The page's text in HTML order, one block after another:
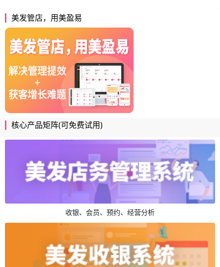
美发管店，用美盈易
核心产品矩阵(可免费试用)
收银、会员、预约、经营分析